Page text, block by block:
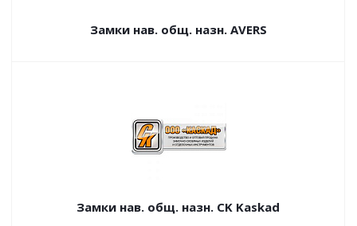
Замки нав. общ. назн. AVERS
Замки нав. общ. назн. CK Kaskad